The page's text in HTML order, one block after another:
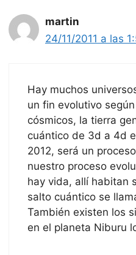
martin
24/11/2011 a las
Hay muchos
un fin evolutivo
cósmicos, la tierra
cuántico de 3d a 4d
2012, será un
nuestro proceso
hay vida, allí habitan
salto cuántico se
También existen los
en el planeta Niburu